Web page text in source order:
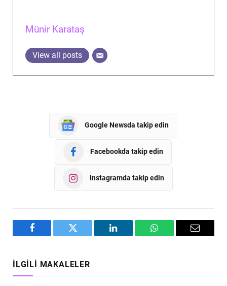
Münir Karataş
View all posts
Google Newsda takip edin
Facebookda takip edin
Instagramda takip edin
Facebook Twitter LinkedIn WhatsAppEmail
İLGILI MAKALELER